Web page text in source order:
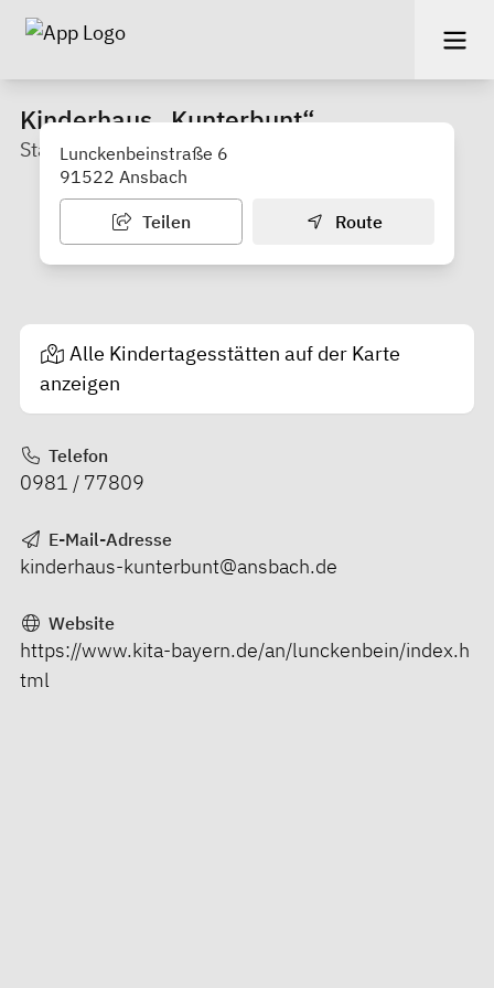
Kinderhaus „Kunterbunt“
Stadt Ansbach–Amt für Familie und Jugend
Lunckenbeinstraße 6
91522 Ansbach
Teilen Route
Alle Kindertagesstätten auf der Karte
anzeigen
Telefon
0981 / 77809
E-Mail-Adresse
kinderhaus-kunterbunt@ansbach.de
Website
https://www.kita-bayern.de/an/lunckenbein/index.h
tml